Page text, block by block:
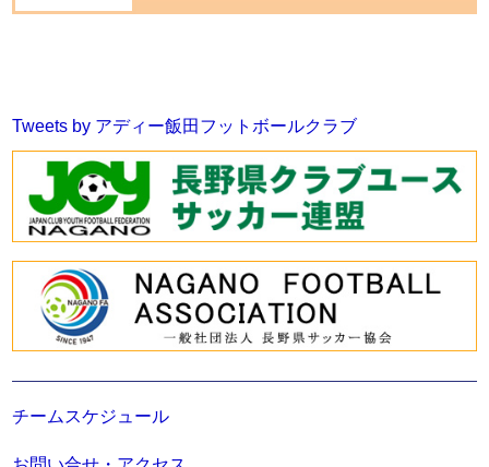
Tweets by アディー飯田フットボールクラブ
チームスケジュール